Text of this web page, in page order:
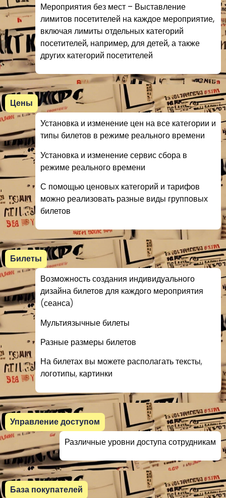
Мероприятия без мест – Выставление
лимитов посетителей на каждое мероприятие,
включая лимиты отдельных категорий
посетителей, например, для детей, а также
других категорий посетителей
Цены
Установка и изменение цен на все категории и
типы билетов в режиме реального времени
Установка и изменение сервис сбора в
режиме реального времени
С помощью ценовых категорий и тарифов
можно реализовать разные виды групповых
билетов
Билеты
Возможность создания индивидуального
дизайна билетов для каждого мероприятия
(сеанса)
Мультиязычные билеты
Разные размеры билетов
На билетах вы можете располагать тексты,
логотипы, картинки
Управление доступом
Различные уровни доступа сотрудникам
База покупателей